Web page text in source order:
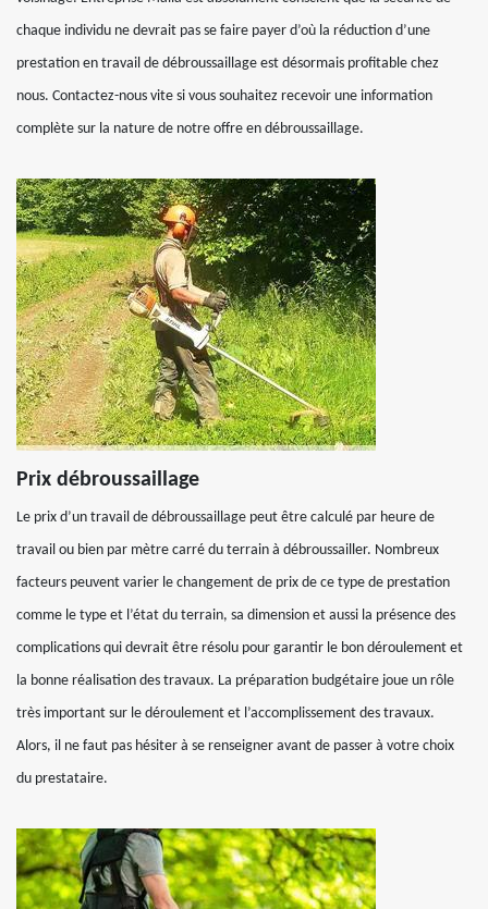
chaque individu ne devrait pas se faire payer d’où la réduction d’une
prestation en travail de débroussaillage est désormais profitable chez
nous. Contactez-nous vite si vous souhaitez recevoir une information
complète sur la nature de notre offre en débroussaillage.
Prix débroussaillage
Le prix d’un travail de débroussaillage peut être calculé par heure de
travail ou bien par mètre carré du terrain à débroussailler. Nombreux
facteurs peuvent varier le changement de prix de ce type de prestation
comme le type et l’état du terrain, sa dimension et aussi la présence des
complications qui devrait être résolu pour garantir le bon déroulement et
la bonne réalisation des travaux. La préparation budgétaire joue un rôle
très important sur le déroulement et l’accomplissement des travaux.
Alors, il ne faut pas hésiter à se renseigner avant de passer à votre choix
du prestataire.